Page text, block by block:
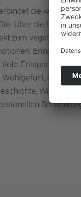
die
Über die Haut
zum vegetativen
Entspannung,
das
Wirkung,